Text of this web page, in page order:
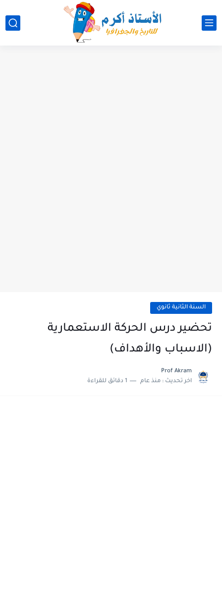
السنة الثانية ثانوي
تحضير درس الحركة الاستعمارية
(الاسباب والأهداف)
Prof Akram
اخر تحديث : منذ عام 1 دقائق للقراءة